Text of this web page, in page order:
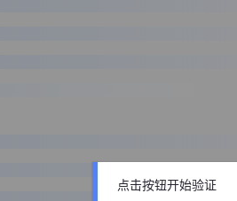
点击按钮开始验证